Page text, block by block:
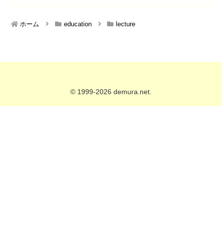
ホーム education lecture
© 1999-2026 demura.net.